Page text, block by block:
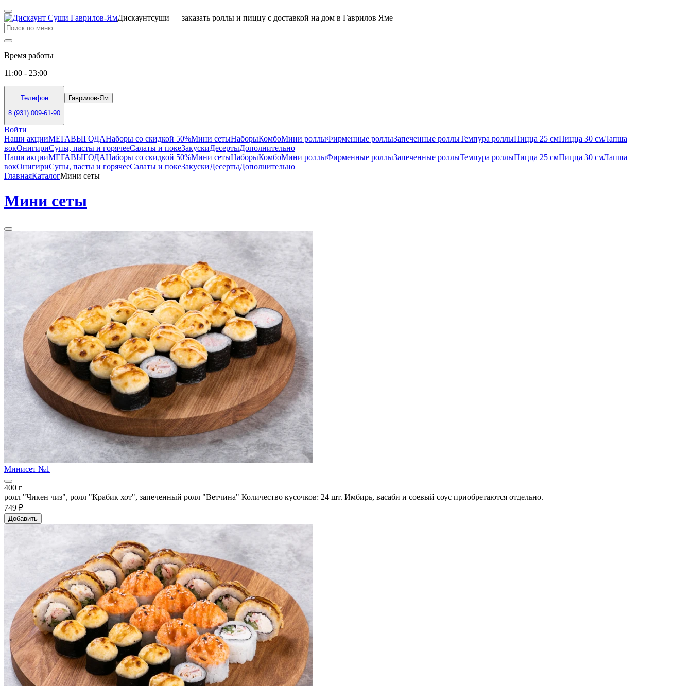
Дискаунтсуши — заказать роллы и пиццу с доставкой на дом в Гаврилов Яме
Время работы
11:00 - 23:00
Телефон
8 (931) 009-61-90
Гаврилов-Ям
Войти
Наши акцииМЕГАВЫГОДАНаборы со скидкой 50%Мини сетыНаборыКомбоМини роллыФирменные роллыЗапеченные роллыТемпура роллыПицца 25 смПицца 30 смЛапша
вокОнигириСупы, пасты и горячееСалаты и покеЗакускиДесертыДополнительно
Наши акцииМЕГАВЫГОДАНаборы со скидкой 50%Мини сетыНаборыКомбоМини роллыФирменные роллыЗапеченные роллыТемпура роллыПицца 25 смПицца 30 смЛапша
вокОнигириСупы, пасты и горячееСалаты и покеЗакускиДесертыДополнительно
ГлавнаяКаталогМини сеты
Мини сеты
Минисет №1
400 г
ролл "Чикен чиз", ролл "Крабик хот", запеченный ролл "Ветчина" Количество кусочков: 24 шт. Имбирь, васаби и соевый соус приобретаются отдельно.
749 ₽
Добавить